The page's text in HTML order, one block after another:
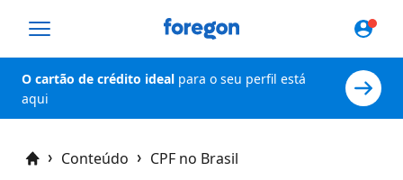
Foregon.com
O cartão de crédito ideal para o seu perfil está
aqui
HomeConteúdo CPF no Brasil